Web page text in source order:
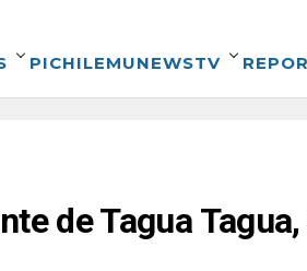
PICHILEMUNEWSTV
de Tagua